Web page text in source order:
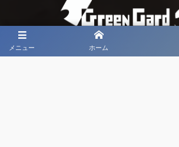
メニュー ホーム